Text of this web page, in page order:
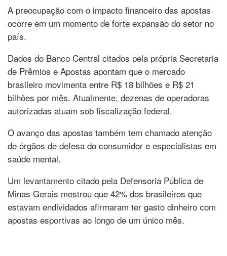
A preocupação com o impacto financeiro das apostas
ocorre em um momento de forte expansão do setor no
país.
Dados do Banco Central citados pela própria Secretaria
de Prêmios e Apostas apontam que o mercado
brasileiro movimenta entre R$ 18 bilhões e R$ 21
bilhões por mês. Atualmente, dezenas de operadoras
autorizadas atuam sob fiscalização federal.
O avanço das apostas também tem chamado atenção
de órgãos de defesa do consumidor e especialistas em
saúde mental.
Um levantamento citado pela Defensoria Pública de
Minas Gerais mostrou que 42% dos brasileiros que
estavam endividados afirmaram ter gasto dinheiro com
apostas esportivas ao longo de um único mês.